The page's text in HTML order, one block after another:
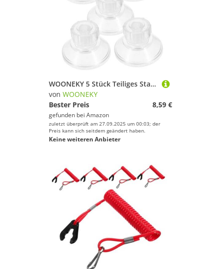
WOONEKY 5 Stück Teiliges Starke Saugnäpfe aus PP für Wohnmobile Heavy Duty Canopy Suction Cups Kompakt und Einfach zu Montieren Stabile Glasfixierung für Sonnenschutz und Markisen
von WOONEKY
Bester Preis
8,59 €
gefunden bei Amazon
zuletzt überprüft am 27.09.2025 um 00:03; der
Preis kann sich seitdem geändert haben.
Keine weiteren Anbieter